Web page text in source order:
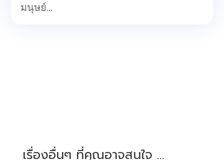
มนุษย์...
เรื่องอื่นๆ ที่คุณอาจสนใจ …